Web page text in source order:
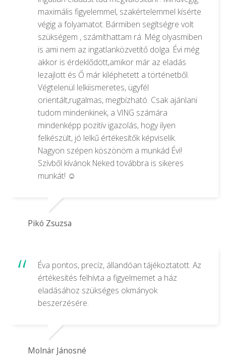
maximális figyelemmel, szakértelemmel kísérte
végig a folyamatot. Bármiben segítségre volt
szükségem , számíthattam rá. Még olyasmiben
is ami nem az ingatlanközvetítő dolga. Évi még
akkor is érdeklődött,amikor már az eladás
lezajlott és Ő már kiléphetett a történetből.
Végtelenül lelkiismeretes, ügyfél
orientált,rugalmas, megbízható. Csak ajánlani
tudom mindenkinek, a VING számára
mindenképp pozitív igazolás, hogy ilyen
felkészült, jó lelkű értékesítők képviselik.
Nagyon szépen köszönöm a munkád Évi!
Szívből kívánok Neked továbbra is sikeres
munkát! ☺️
Pikó Zsuzsa
Éva pontos, precíz, állandóan tájékoztatott. Az
értékesítés felhívta a figyelmemet a ház
eladásához szükséges okmányok
beszerzésére.
Molnár Jánosné